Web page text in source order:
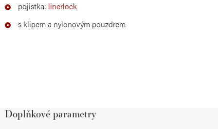
pojistka: linerlock
s klipem a nylonovým pouzdrem
Doplňkové parametry